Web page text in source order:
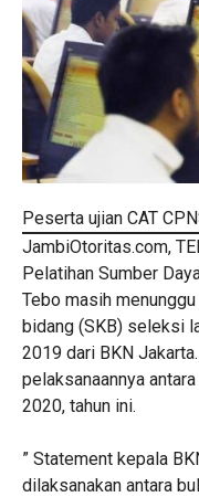
Peserta ujian CAT
JambiOtoritas.com,
Pelatihan Sumber
Tebo masih
bidang (SKB) seleksi
2019 dari BKN
pelaksanaannya
2020, tahun ini.
” Statement kepala
dilaksanakan antara